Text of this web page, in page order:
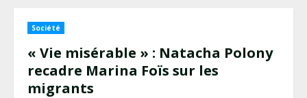
Société
« Vie misérable » : Natacha Polony
recadre Marina Foïs sur les
migrants